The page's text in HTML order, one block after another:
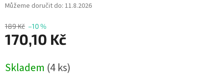
189 Kč –10 %
170,10 Kč
cena:
Skladem (4 ks)
Můžeme doručit do: 11.8.2026